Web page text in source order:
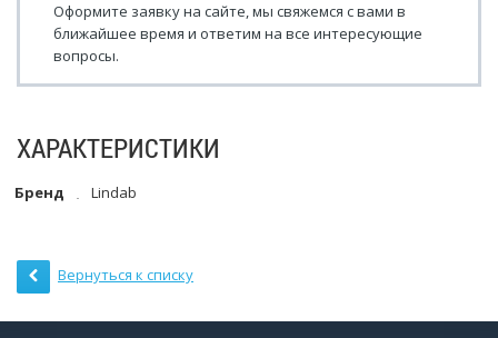
Оформите заявку на сайте, мы свяжемся с вами в
ближайшее время и ответим на все интересующие
вопросы.
ХАРАКТЕРИСТИКИ
Бренд Lindab
Вернуться к списку